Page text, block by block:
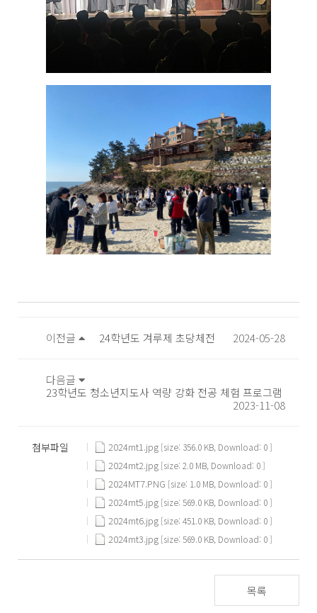
이전글 24학년도 겨루제 초당체전 2024-05-28
다음글
23학년도 청소년지도사 역량 강화 전공 체험 프로그램
2023-11-08
첨부파일 2024mt1.jpg [size: 356.0 KB, Download: 0 ]
2024mt2.jpg [size: 2.0 MB, Download: 0 ]
2024MT7.PNG [size: 1.0 MB, Download: 0 ]
2024mt5.jpg [size: 569.0 KB, Download: 0 ]
2024mt6.jpg [size: 451.0 KB, Download: 0 ]
2024mt3.jpg [size: 569.0 KB, Download: 0 ]
목록